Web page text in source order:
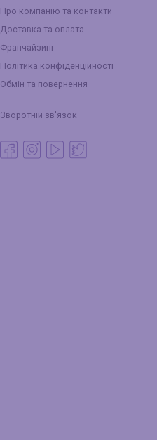
Про компанію та контакти
Доставка та оплата
Франчайзинг
Політика конфіденційності
Обмін та повернення
Зворотній зв'язок